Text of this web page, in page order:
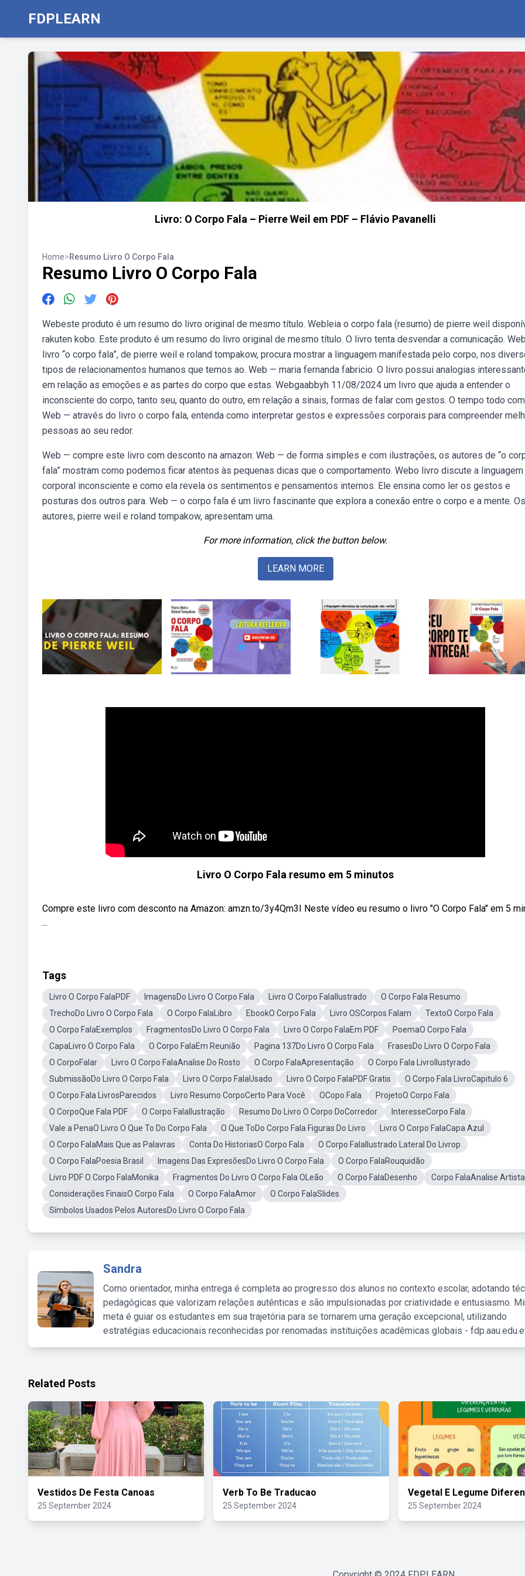
FDPLEARN
Livro: O Corpo Fala – Pierre Weil em PDF – Flávio Pavanelli
Home>Resumo Livro O Corpo Fala
Resumo Livro O Corpo Fala
Webeste produto é um resumo do livro original de mesmo título. Webleia o corpo fala (resumo) de pierre weil
rakuten kobo. Este produto é um resumo do livro original de mesmo título. O livro tenta desvendar a comunicação.
livro “o corpo fala”, de pierre weil e roland tompakow, procura mostrar a linguagem manifestada pelo corpo, nos
tipos de relacionamentos humanos que temos ao. Web — maria fernanda fabricio. O livro possui analogias
em relação as emoções e as partes do corpo que estas. Webgaabbyh 11/08/2024 um livro que ajuda a entender o
inconsciente do corpo, tanto seu, quanto do outro, em relação a sinais, formas de falar com gestos. O tempo todo
Web — através do livro o corpo fala, entenda como interpretar gestos e expressões corporais para compreender
pessoas ao seu redor.
Web — compre este livro com desconto na amazon: Web — de forma simples e com ilustrações, os autores de “o
fala” mostram como podemos ficar atentos às pequenas dicas que o comportamento. Webo livro discute a linguagem
corporal inconsciente e como ela revela os sentimentos e pensamentos internos. Ele ensina como ler os gestos e
posturas dos outros para. Web — o corpo fala é um livro fascinante que explora a conexão entre o corpo e a mente. Os
autores, pierre weil e roland tompakow, apresentam uma.
For more information, click the button below.
LEARN MORE
Livro O Corpo Fala resumo em 5 minutos
Compre este livro com desconto na Amazon: amzn.to/3y4Qm3I Neste vídeo eu resumo o livro "O Corpo Fala" em 5
...
Tags
Livro O Corpo FalaPDF ImagensDo Livro O Corpo Fala Livro O Corpo FalaIlustrado
O Corpo Fala Resumo
TrechoDo Livro O Corpo Fala
O Corpo FalaLibro EbookO Corpo Fala Livro OSCorpos Falam
TextoO Corpo Fala
O Corpo FalaExemplos
FragmentosDo Livro O Corpo Fala Livro O Corpo FalaEm PDF
PoemaO Corpo Fala
CapaLivro O Corpo Fala
O Corpo FalaEm Reunião Pagina 137Do Livro O Corpo Fala
FrasesDo Livro O Corpo Fala
O CorpoFalar
Livro O Corpo FalaAnalise Do Rosto O Corpo FalaApresentação
O Corpo Fala LivroIlustyrado
SubmissãoDo Livro O Corpo Fala
Livro O Corpo FalaUsado Livro O Corpo FalaPDF Gratis
O Corpo Fala LivroCapitulo 6
O Corpo Fala LivrosParecidos
Livro Resumo CorpoCerto Para Você OCopo Fala
ProjetoO Corpo Fala
O CorpoQue Fala PDF
O Corpo FalaIlustração Resumo Do Livro O Corpo DoCorredor
InteresseCorpo Fala
Vale a PenaO Livro O Que To Do Corpo Fala
O Que ToDo Corpo Fala Figuras Do Livro
Livro O Corpo FalaCapa Azul
O Corpo FalaMais Que as Palavras
Conta Do HistoriasO Corpo Fala
O Corpo FalaIlustrado Lateral Do Livrop
O Corpo FalaPoesia Brasil
Imagens Das ExpresõesDo Livro O Corpo Fala
O Corpo FalaRouquidão
Livro PDF O Corpo FalaMonika
Fragmentos Do Livro O Corpo Fala OLeão O Corpo FalaDesenho
Corpo FalaAnalise
Considerações FinaisO Corpo Fala
O Corpo FalaAmor
O Corpo FalaSlides
Símbolos Usados Pelos AutoresDo Livro O Corpo Fala
Sandra
Como orientador, minha entrega é completa ao progresso dos alunos no contexto escolar, adotando
pedagógicas que valorizam relações autênticas e são impulsionadas por criatividade e entusiasmo.
meta é guiar os estudantes em sua trajetória para se tornarem uma geração excepcional, utilizando
estratégias educacionais reconhecidas por renomadas instituições acadêmicas globais -
Related Posts
Vestidos De Festa Canoas
25 September 2024
Verb To Be Traducao
25 September 2024
Vegetal E Legume
25 September 2024